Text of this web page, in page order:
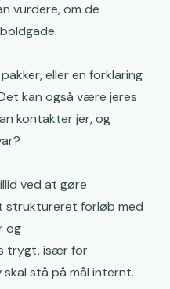
vurdere, om de
eller en forklaring
kan også være jeres
kontakter jer, og
ved at gøre
struktureret forløb med
og
trygt, især for
skal stå på mål internt.